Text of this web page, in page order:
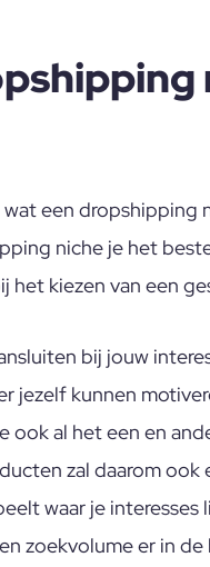
een dropshipping
niche je het
kiezen van een
bij jouw
jezelf kunnen
ook al het een en
zal daarom ook
waar je
zoekvolume er in